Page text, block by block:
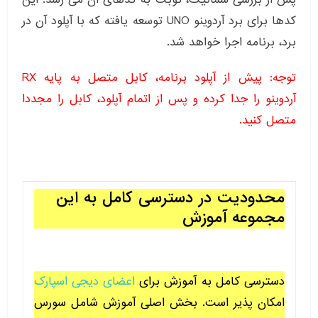
کدها برای برد آردوینو UNO توسعه یافته که با آپلود آن در
برد، برنامه اجرا خواهد شد.
توجه: پیش از آپلود برنامه، کابل متصل به پایه RX
آردوینو را جدا کرده و پس از اتمام آپلود، کابل را مجددا
متصل کنید.
محدودیت در دسترسی کامل به این
مجموعه آموزش
دسترسی کامل به آموزش برای اعضای دیجی اسپارک
امکان پذیر است. بخش اصلی آموزش شامل سورس